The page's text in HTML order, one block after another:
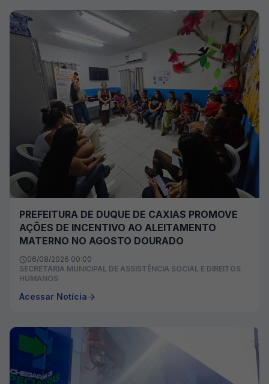
PREFEITURA DE DUQUE DE CAXIAS PROMOVE
AÇÕES DE INCENTIVO AO ALEITAMENTO
MATERNO NO AGOSTO DOURADO
06/08/2026 00:00
SECRETARIA MUNICIPAL DE ASSISTÊNCIA SOCIAL E DIREITOS
HUMANOS
Acessar Notícia